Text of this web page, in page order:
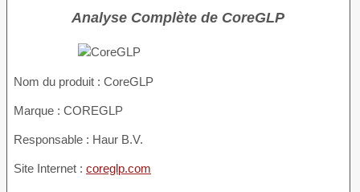
Analyse Complète de CoreGLP
Nom du produit : CoreGLP
Marque : COREGLP
Responsable : Haur B.V.
Site Internet : coreglp.com